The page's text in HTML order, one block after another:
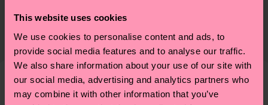
This website uses cookies
We use cookies to personalise content and ads, to
provide social media features and to analyse our traffic.
We also share information about your use of our site with
our social media, advertising and analytics partners who
may combine it with other information that you’ve
Informazioni dettagliate:
PEZZO 1:75% Mix di cotone biologico, 24%
Poliammide, 1% Elastan
PEZZO 2: 75% Mix di cotone biologico, 24%
Poliammide, 1% Elastan
lifestyle: non si ferma alla qualità o alle
emissioni, amore per i calzini… e tantissime altre
piccole-grandi scelte responsabili! Vuoi scoprire
tutti i nostri segreti (e qualche dritta utile)? Dai
un’occhiata alla nostra pagina sulla sostenibilità
Il tempo di consegna stimato per Italia dalla data
di spedizione è di 5-8 giorni lavorativi. Tieni
presente che si tratta solo di una stima: la
consegna effettiva dipende dai servizi postali
locali.
Secondo noi, ti piaceràPattern simili